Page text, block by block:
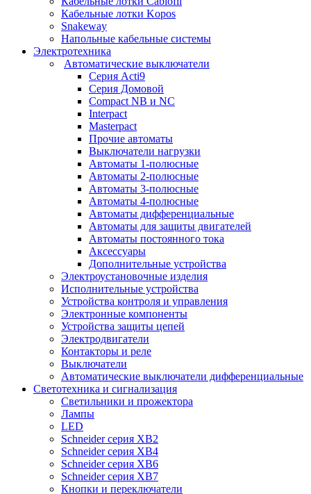
Кабельные лотки Kopos
Snakeway
Напольные кабельные системы
Электротехника
Автоматические выключатели
Серия Acti9
Серия Домовой
Compact NB и NC
Interpact
Masterpact
Прочие автоматы
Выключатели нагрузки
Автоматы 1-полюсные
Автоматы 2-полюсные
Автоматы 3-полюсные
Автоматы 4-полюсные
Автоматы дифференциальные
Автоматы для защиты двигателей
Автоматы постоянного тока
Аксессуары
Дополнительные устройства
Электроустановочные изделия
Исполнительные устройства
Устройства контроля и управления
Электронные компоненты
Устройства защиты цепей
Электродвигатели
Контакторы и реле
Выключатели
Автоматические выключатели дифференциальные
Светотехника и сигнализация
Светильники и прожектора
Лампы
LED
Schneider серия XB2
Schneider серия XB4
Schneider серия XB6
Schneider серия XB7
Кнопки и переключатели